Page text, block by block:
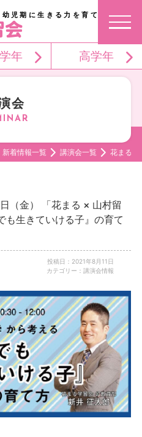
児期に生きる力を育てる。
年 高学年
会
新着情報一覧 講演会一覧 花まる ×
（金） 「花まる × 山村留
も生きていける子』の育て
投稿日：2021年8月11日
カテゴリー：講演会情報